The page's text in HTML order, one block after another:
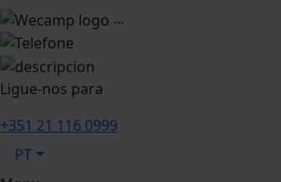
...
Ligue-nos para
+351 21 116 0999
PT